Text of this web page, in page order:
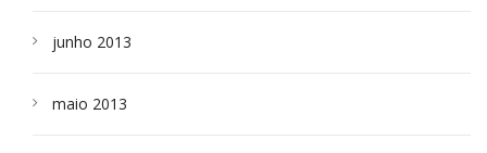
junho 2013
maio 2013